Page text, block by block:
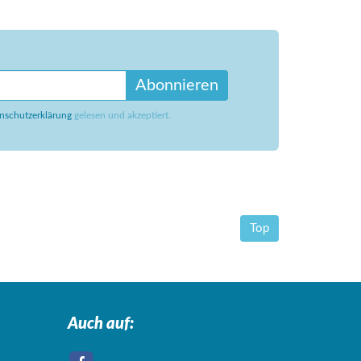
Abonnieren
gelesen und akzeptiert.
Top
Auch auf: